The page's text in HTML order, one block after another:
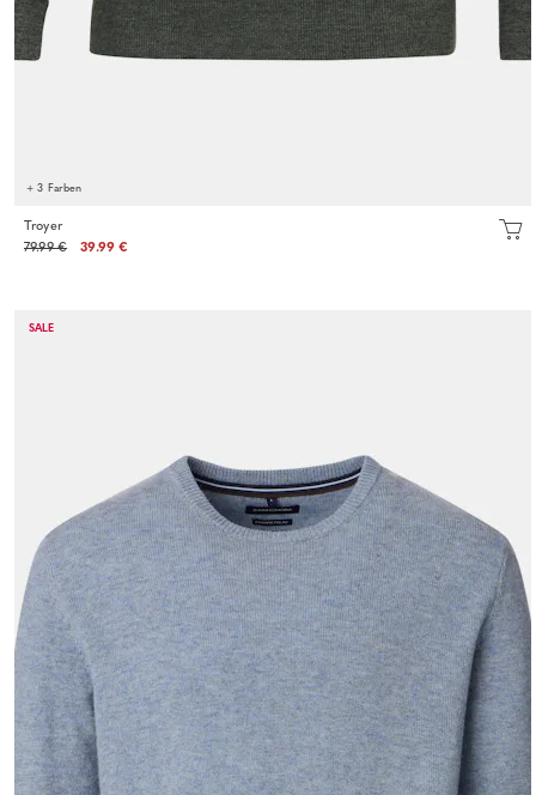
+ 3 Farben
Troyer
79.99 €
39.99 €
SALE